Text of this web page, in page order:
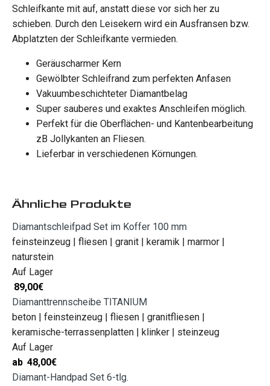
Schleifkante mit auf, anstatt diese vor sich her zu
schieben. Durch den Leisekern wird ein Ausfransen bzw.
Abplatzten der Schleifkante vermieden.
Geräuscharmer Kern
Gewölbter Schleifrand zum perfekten Anfasen
Vakuumbeschichteter Diamantbelag
Super sauberes und exaktes Anschleifen möglich.
Perfekt für die Oberflächen- und Kantenbearbeitung
zB Jollykanten an Fliesen.
Lieferbar in verschiedenen Körnungen.
Ähnliche Produkte
Diamantschleifpad Set im Koffer 100 mm
feinsteinzeug | fliesen | granit | keramik | marmor |
naturstein
Auf Lager
89,00€
Diamanttrennscheibe TITANIUM
beton | feinsteinzeug | fliesen | granitfliesen |
keramische-terrassenplatten | klinker | steinzeug
Auf Lager
ab 48,00€
Diamant-Handpad Set 6-tlg.